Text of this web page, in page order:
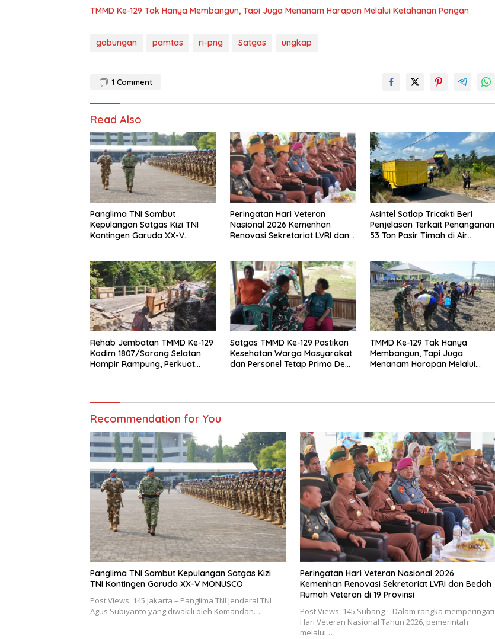
TMMD Ke-129 Tak Hanya Membangun, Tapi Juga Menanam Harapan Melalui Ketahanan Pangan
gabungan pamtas ri-png Satgas ungkap
1 Comment
Read Also
Panglima TNI Sambut
Kepulangan Satgas Kizi TNI
Kontingen Garuda XX-V
Peringatan Hari Veteran
Nasional 2026 Kemenhan
Renovasi Sekretariat LVRI dan
Asintel Satlap Tricakti Beri
Penjelasan Terkait Penanganan
53 Ton Pasir Timah di Air
Rehab Jembatan TMMD Ke-129
Kodim 1807/Sorong Selatan
Hampir Rampung, Perkuat
Satgas TMMD Ke-129 Pastikan
Kesehatan Warga Masyarakat
dan Personel Tetap Prima Demi
TMMD Ke-129 Tak Hanya
Membangun, Tapi Juga
Menanam Harapan Melalui
Recommendation for You
Panglima TNI Sambut Kepulangan Satgas Kizi
TNI Kontingen Garuda XX-V MONUSCO
Post Views: 145 Jakarta – Panglima TNI Jenderal TNI
Agus Subiyanto yang diwakili oleh Komandan…
Peringatan Hari Veteran Nasional 2026
Kemenhan Renovasi Sekretariat LVRI dan Bedah
Rumah Veteran di 19 Provinsi
Post Views: 145 Subang – Dalam rangka memperingati
Hari Veteran Nasional Tahun 2026, pemerintah
melalui…